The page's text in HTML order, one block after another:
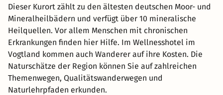
Dieser Kurort zählt zu den ältesten deutschen Moor- und
Mineralheilbädern und verfügt über 10 mineralische
Heilquellen. Vor allem Menschen mit chronischen
Erkrankungen finden hier Hilfe. Im Wellnesshotel im
Vogtland kommen auch Wanderer auf ihre Kosten. Die
Naturschätze der Region können Sie auf zahlreichen
Themenwegen, Qualitätswanderwegen und
Naturlehrpfaden erkunden.